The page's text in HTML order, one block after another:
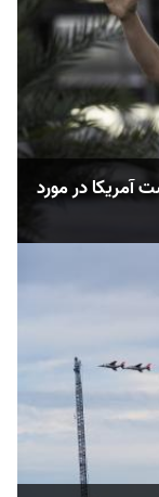
آمریکا در مورد